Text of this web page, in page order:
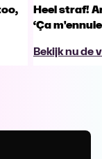
Heel straf!
‘Ça
Bekijk nu de